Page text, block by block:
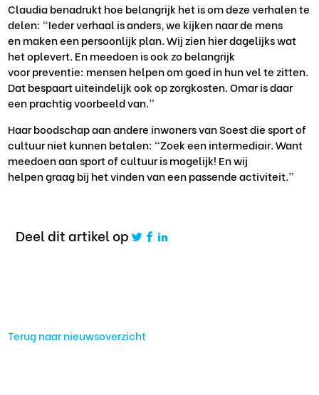
Claudia benadrukt hoe belangrijk het is om deze verhalen te
delen: “Ieder verhaal is anders, we kijken naar de mens
en maken een persoonlijk plan. Wij zien hier dagelijks wat
het oplevert. En meedoen is ook zo belangrijk
voor preventie: mensen helpen om goed in hun vel te zitten.
Dat bespaart uiteindelijk ook op zorgkosten. Omar is daar
een prachtig voorbeeld van.”
Haar boodschap aan andere inwoners van Soest die sport of
cultuur niet kunnen betalen: “Zoek een intermediair. Want
meedoen aan sport of cultuur is mogelijk! En wij
helpen graag bij het vinden van een passende activiteit.”
Deel dit artikel op
Terug naar nieuwsoverzicht